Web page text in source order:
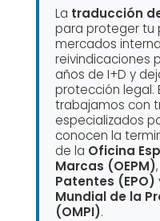
La traducción
para proteger tu
mercados
reivindicaciones
años de I+D y
protección legal.
trabajamos con
especializados
conocen la
de la Oficina
Marcas (OEPM)
Patentes (EPO)
Mundial de la
(OMPI).